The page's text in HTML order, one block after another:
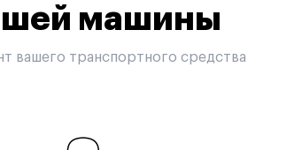
машины
вашего транспортного средства